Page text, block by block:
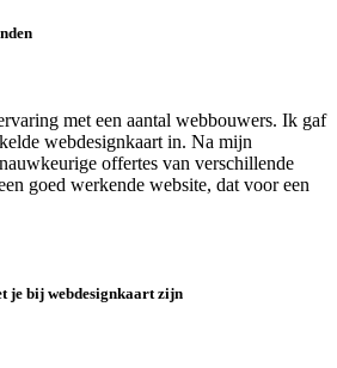
met een aantal webbouwers. Ik gaf
webdesignkaart in. Na mijn
offertes van verschillende
goed werkende website, dat voor een
je bij webdesignkaart zijn